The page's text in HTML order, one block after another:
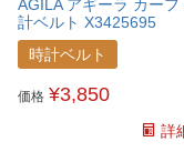
AGILA アギーラ カーフ
計ベルト X3425695
時計ベルト
価格 ¥3,850
詳